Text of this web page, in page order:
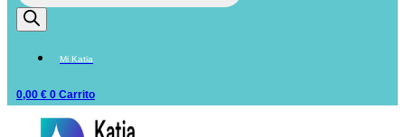
Mi Katia
0,00 € 0 Carrito